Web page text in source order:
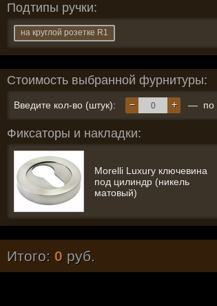
Подтипы ручки:
на круглой розетке R1
Стоимость выбранной фурнитуры:
Введите кол-во (штук): +
− — по
Фиксаторы и накладки:
Morelli Luxury ключевина
под цилиндр (никель
матовый)
Итого: 0 руб.